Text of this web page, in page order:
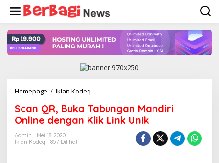
konten
Homepage / Iklan Kodeq
Buka
Tabungan
Mandiri
Scan QR, Buka Tabungan Mandiri
Online dengan Klik Link Unik
Admin
Mei 18, 2020
Iklan Kodeq
857 Dilihat